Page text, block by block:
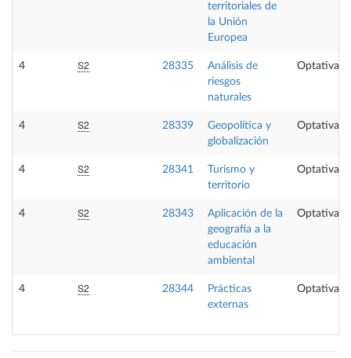
territoriales de
la Unión
Europea
4 S2 28335
Análisis de
riesgos
naturales
Optativa
4 S2 28339
Geopolítica y
globalización
Optativa
4 S2 28341
Turismo y
territorio
Optativa
4 S2 28343
Aplicación de la
geografía a la
educación
ambiental
Optativa
4 S2 28344
Prácticas
externas
Optativa